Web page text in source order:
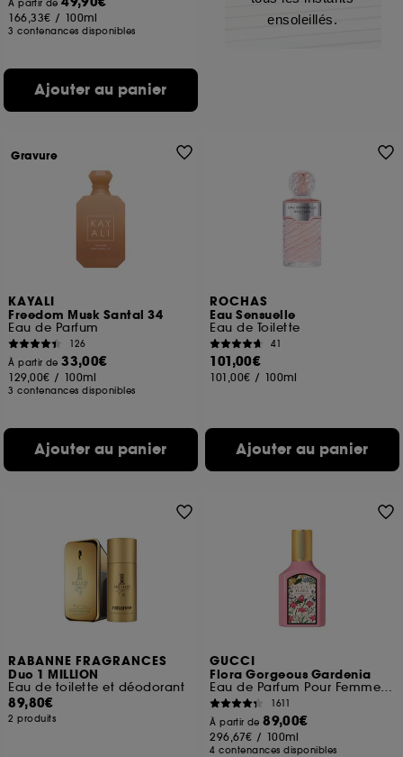
À partir de
166,33€ / 100ml
3 contenances disponibles
Ajouter au panier
ensoleillés.
KAYALI
Freedom Musk Santal 34
Eau de Parfum
126
À partir de33,00€
129,00€ / 100ml
3 contenances disponibles
Ajouter au panier
Gravure
ROCHAS
Eau Sensuelle
Eau de Toilette
41
101,00€
101,00€ / 100ml
Ajouter au panier
RABANNE FRAGRANCES
Duo 1 MILLION
Eau de toilette et déodorant
89,80€
2 produits
GUCCI
Flora Gorgeous Gardenia
Eau de Parfum Pour Femme Florale et Fruitée
1611
À partir de89,00€
296,67€ / 100ml
4 contenances disponibles